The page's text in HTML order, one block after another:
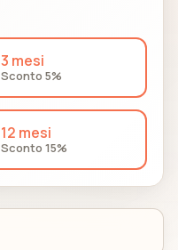
3 mesi
Sconto 5%
12 mesi
Sconto 15%